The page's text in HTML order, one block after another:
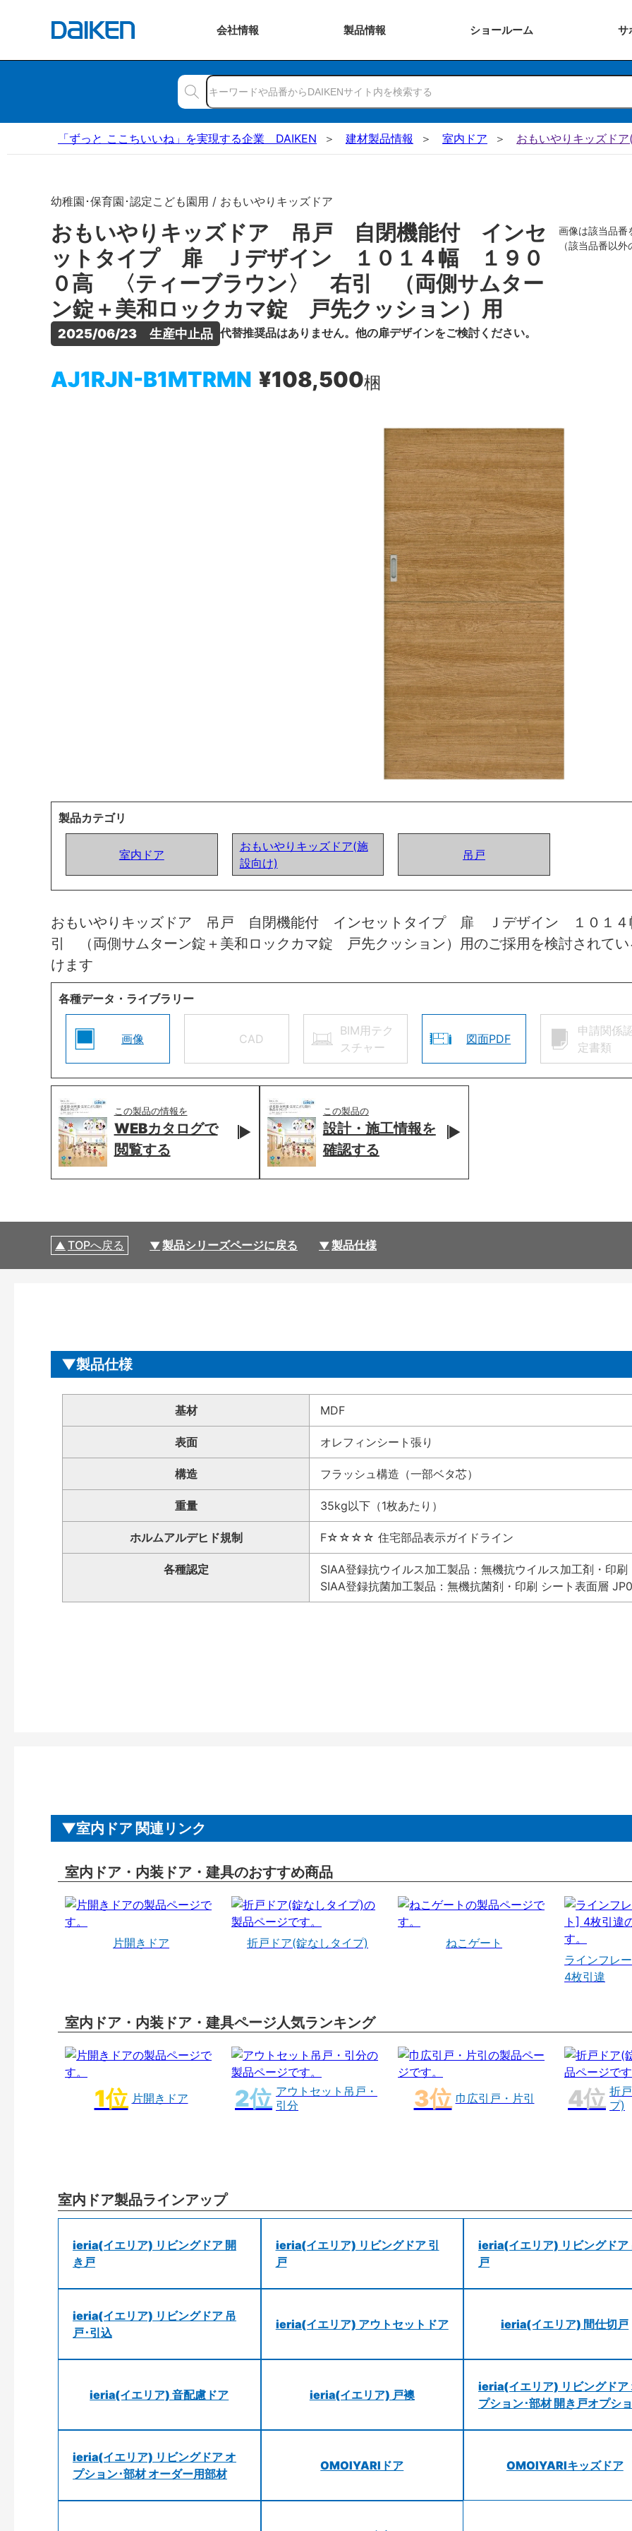
会社情報 製品情報 ショールーム サ
「ずっと ここちいいね」を実現する企業 DAIKEN 建材製品情報 室内ドア おもいやりキッズド
幼稚園･保育園･認定こども園用 / おもいやりキッズドア
おもいやりキッズドア 吊戸 自閉機能付 インセ
ットタイプ 扉 Ｊデザイン １０１４幅 １９０
０高 〈ティーブラウン〉 右引 （両側サムター
ン錠＋美和ロックカマ錠 戸先クッション）用
2025/06/23　生産中止品 代替推奨品はありません。他の扉デザインをご検討ください。
AJ1RJN-B1MTRMN ¥108,500梱
画像は該当品番
（該当品番以
製品カテゴリ
室内ドア
おもいやりキッズドア(施
設向け)
吊戸
おもいやりキッズドア 吊戸 自閉機能付 インセットタイプ 扉 Ｊデザイン １０１
引 （両側サムターン錠＋美和ロックカマ錠 戸先クッション）用のご採用を検討されて
けます
各種データ・ライブラリー
画像 CAD
BIM用テク
スチャー
図面PDF
申請関係
定書類
この製品の情報を
WEBカタログで
閲覧する
この製品の
設計・施工情報を
確認する
TOPへ戻る 製品シリーズページに戻る 製品仕様
製品仕様
基材 MDF
表面 オレフィンシート張り
構造 フラッシュ構造（一部ベタ芯）
重量 35kg以下（1枚あたり）
ホルムアルデヒド規制 F☆☆☆☆ 住宅部品表示ガイドライン
各種認定
SIAA登録抗ウイルス加工製品：無機抗ウイルス加工剤・印
SIAA登録抗菌加工製品：無機抗菌剤・印刷 シート表面層
室内ドア 関連リンク
室内ドア・内装ドア・建具のおすすめ商品
片開きドア 折戸ドア(錠なしタイプ)
ねこゲート
ラインフレ
4枚引違
室内ドア・内装ドア・建具ページ人気ランキング
片開きドア
アウトセット吊戸・
引分
巾広引戸・片引
折
プ)
室内ドア製品ラインアップ
ieria(イエリア) リビングドア 開
き戸
ieria(イエリア) リビングドア 引
戸
ieria(イエリア) リビングドア
戸
ieria(イエリア) リビングドア 吊
戸･引込
ieria(イエリア) アウトセットドア ieria(イエリア) 間仕切戸
ieria(イエリア) 音配慮ドア ieria(イエリア) 戸襖
ieria(イエリア) リビングドア
プション･部材 開き戸オプシ
ieria(イエリア) リビングドア オ
プション･部材 オーダー用部材
OMOIYARIドア OMOIYARIキッズドア